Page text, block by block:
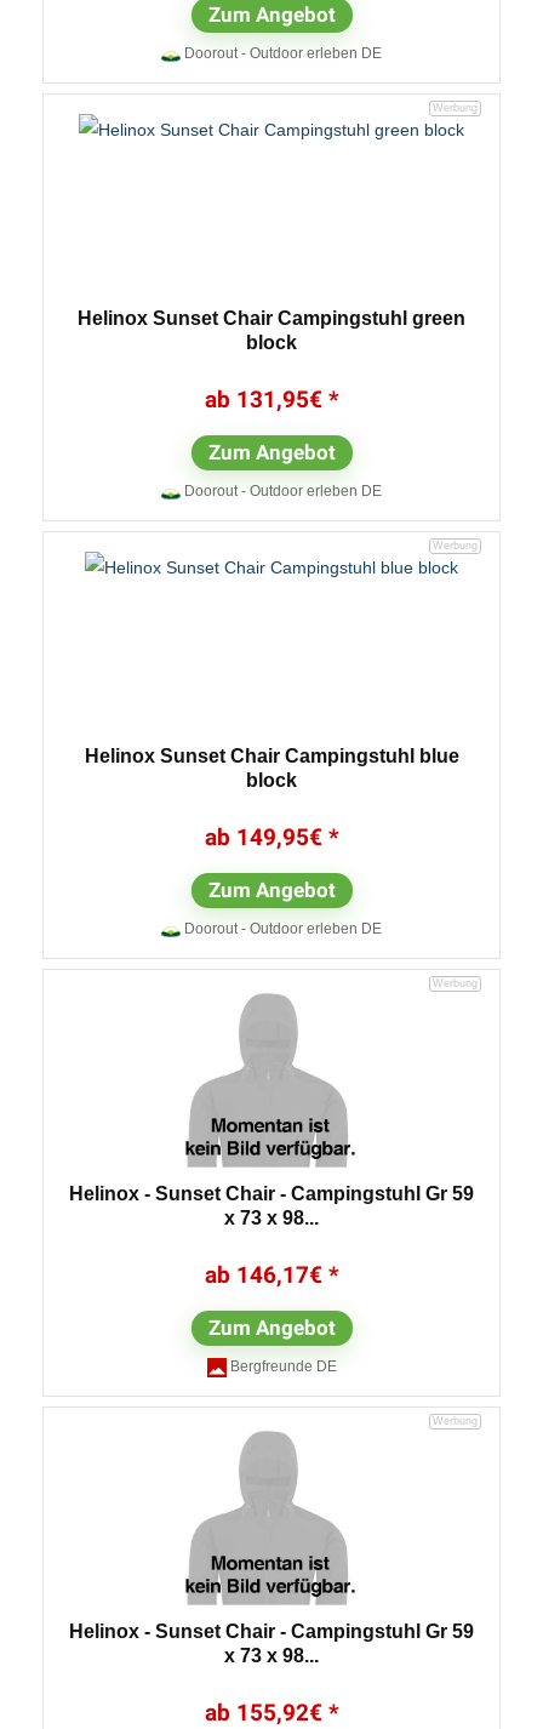
Zum Angebot
Doorout - Outdoor erleben DE
Helinox Sunset Chair Campingstuhl green
block
131,95€
Zum Angebot
Doorout - Outdoor erleben DE
Helinox Sunset Chair Campingstuhl blue
block
149,95€
Zum Angebot
Doorout - Outdoor erleben DE
Helinox - Sunset Chair - Campingstuhl Gr 59
x 73 x 98...
146,17€
Zum Angebot
Bergfreunde DE
Helinox - Sunset Chair - Campingstuhl Gr 59
x 73 x 98...
155,92€